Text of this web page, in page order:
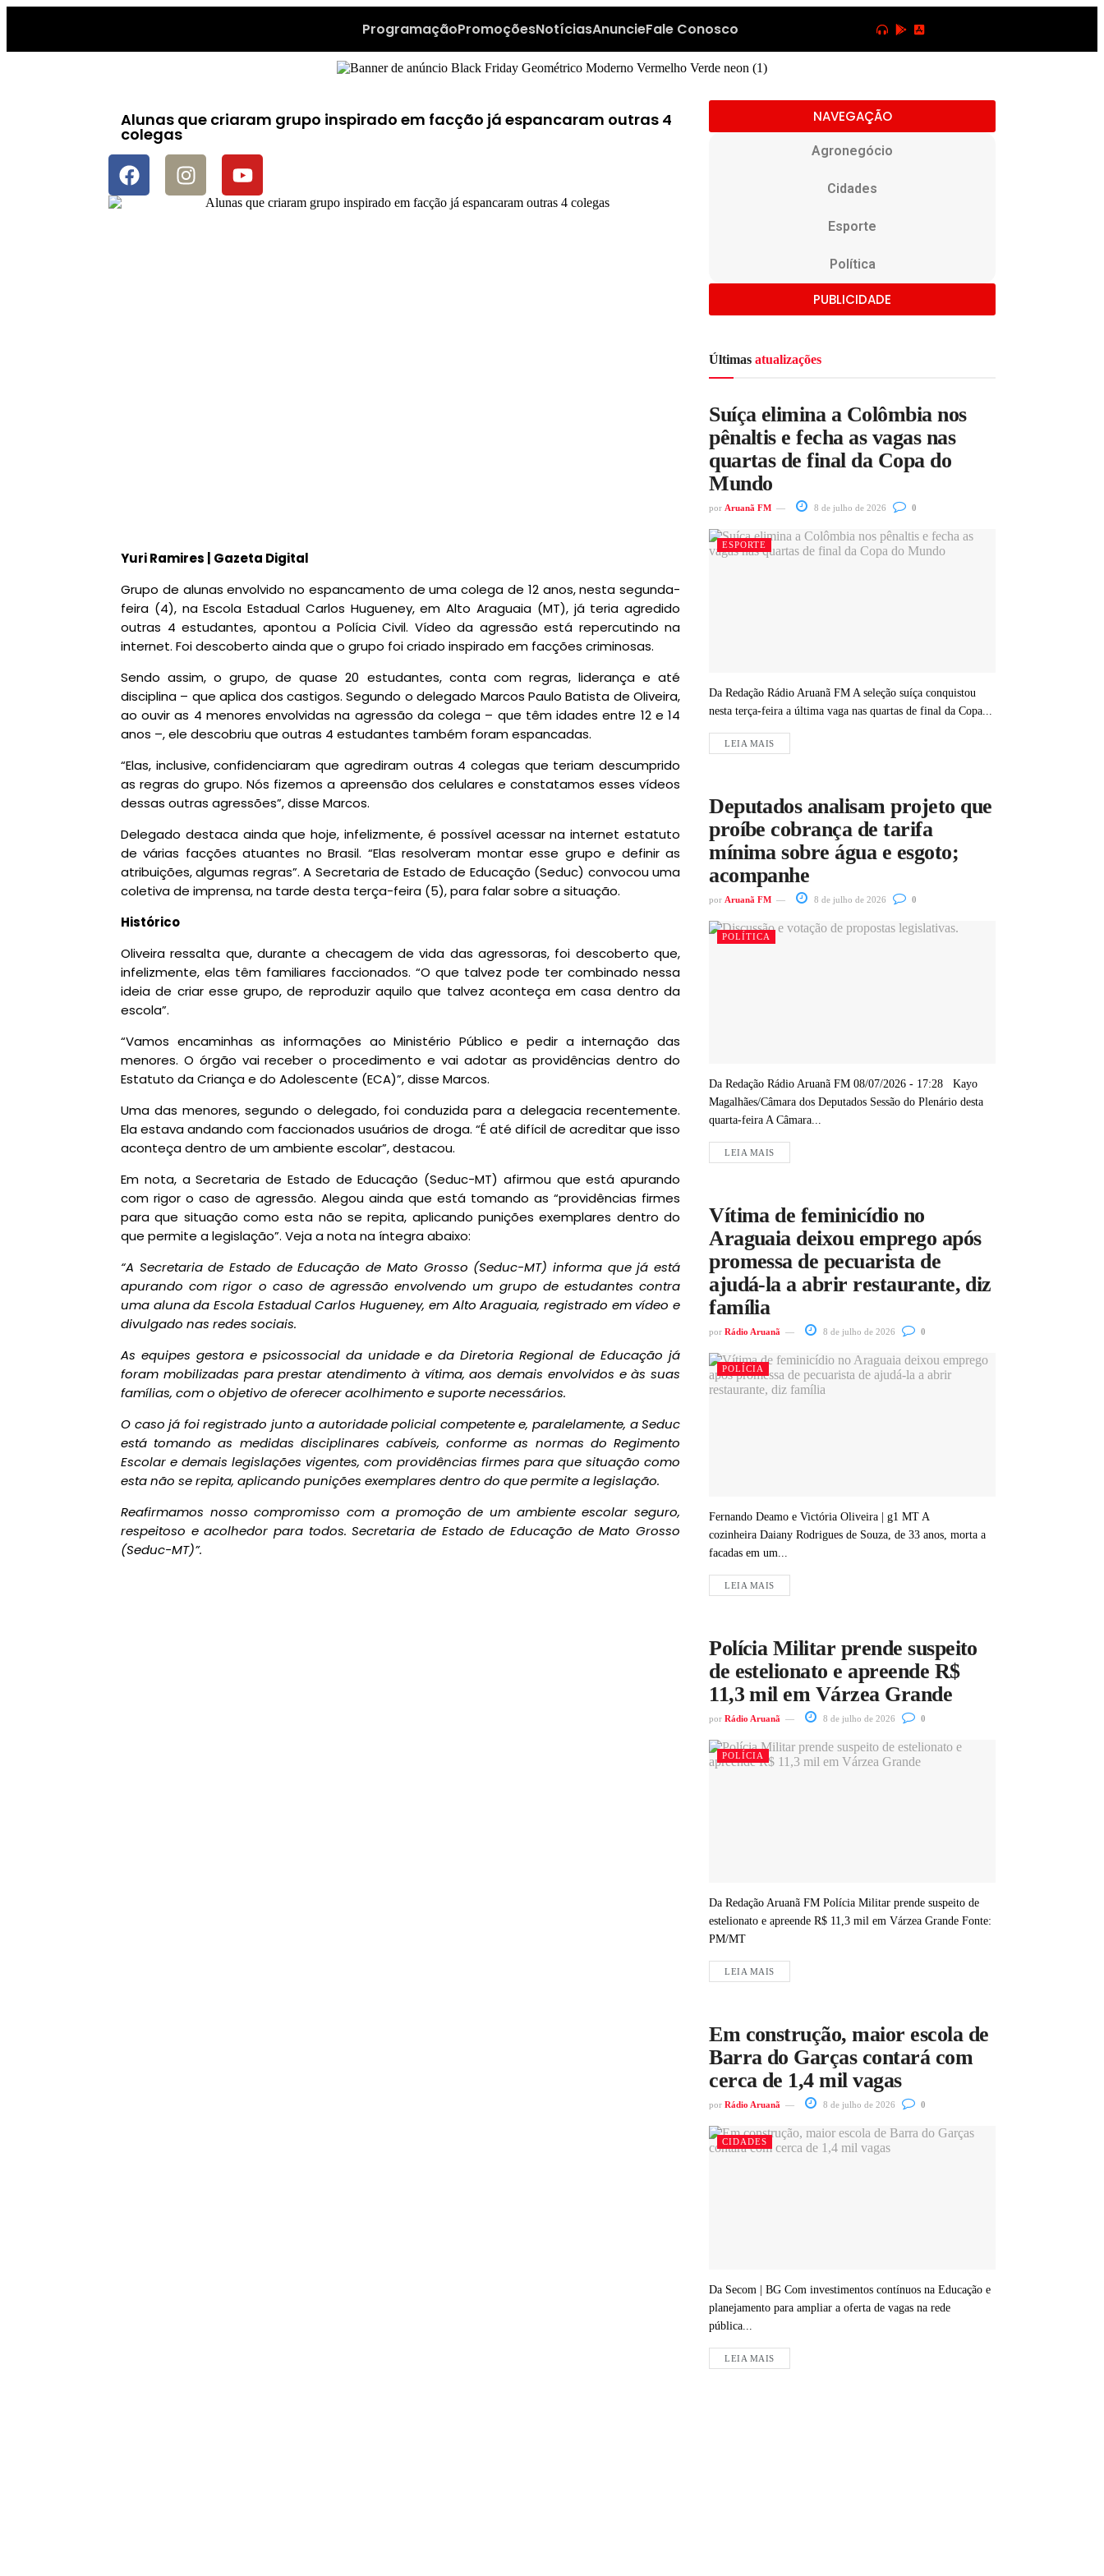
ProgramaçãoPromoçõesNotíciasAnuncieFale Conosco
Alunas que criaram grupo inspirado em facção já espancaram outras 4
colegas
Yuri Ramires | Gazeta Digital
Grupo de alunas envolvido no espancamento de uma colega de 12 anos, nesta segunda-
feira (4), na Escola Estadual Carlos Hugueney, em Alto Araguaia (MT), já teria agredido
outras 4 estudantes, apontou a Polícia Civil. Vídeo da agressão está repercutindo na
internet. Foi descoberto ainda que o grupo foi criado inspirado em facções criminosas.
Sendo assim, o grupo, de quase 20 estudantes, conta com regras, liderança e até
disciplina – que aplica dos castigos. Segundo o delegado Marcos Paulo Batista de Oliveira,
ao ouvir as 4 menores envolvidas na agressão da colega – que têm idades entre 12 e 14
anos –, ele descobriu que outras 4 estudantes também foram espancadas.
“Elas, inclusive, confidenciaram que agrediram outras 4 colegas que teriam descumprido
as regras do grupo. Nós fizemos a apreensão dos celulares e constatamos esses vídeos
dessas outras agressões”, disse Marcos.
Delegado destaca ainda que hoje, infelizmente, é possível acessar na internet estatuto
de várias facções atuantes no Brasil. “Elas resolveram montar esse grupo e definir as
atribuições, algumas regras”. A Secretaria de Estado de Educação (Seduc) convocou uma
coletiva de imprensa, na tarde desta terça-feira (5), para falar sobre a situação.
Histórico
Oliveira ressalta que, durante a checagem de vida das agressoras, foi descoberto que,
infelizmente, elas têm familiares faccionados. “O que talvez pode ter combinado nessa
ideia de criar esse grupo, de reproduzir aquilo que talvez aconteça em casa dentro da
escola”.
“Vamos encaminhas as informações ao Ministério Público e pedir a internação das
menores. O órgão vai receber o procedimento e vai adotar as providências dentro do
Estatuto da Criança e do Adolescente (ECA)”, disse Marcos.
Uma das menores, segundo o delegado, foi conduzida para a delegacia recentemente.
Ela estava andando com faccionados usuários de droga. “É até difícil de acreditar que isso
aconteça dentro de um ambiente escolar”, destacou.
Em nota, a Secretaria de Estado de Educação (Seduc-MT) afirmou que está apurando
com rigor o caso de agressão. Alegou ainda que está tomando as “providências firmes
para que situação como esta não se repita, aplicando punições exemplares dentro do
que permite a legislação”. Veja a nota na íntegra abaixo:
“A Secretaria de Estado de Educação de Mato Grosso (Seduc-MT) informa que já está
apurando com rigor o caso de agressão envolvendo um grupo de estudantes contra
uma aluna da Escola Estadual Carlos Hugueney, em Alto Araguaia, registrado em vídeo e
divulgado nas redes sociais.
As equipes gestora e psicossocial da unidade e da Diretoria Regional de Educação já
foram mobilizadas para prestar atendimento à vítima, aos demais envolvidos e às suas
famílias, com o objetivo de oferecer acolhimento e suporte necessários.
O caso já foi registrado junto a autoridade policial competente e, paralelamente, a Seduc
está tomando as medidas disciplinares cabíveis, conforme as normas do Regimento
Escolar e demais legislações vigentes, com providências firmes para que situação como
esta não se repita, aplicando punições exemplares dentro do que permite a legislação.
Reafirmamos nosso compromisso com a promoção de um ambiente escolar seguro,
respeitoso e acolhedor para todos. Secretaria de Estado de Educação de Mato Grosso
(Seduc-MT)”.
NAVEGAÇÃO
Agronegócio
Cidades
Esporte
Política
PUBLICIDADE
Últimas atualizações
Suíça elimina a Colômbia nos
pênaltis e fecha as vagas nas
quartas de final da Copa do
Mundo
por Aruanã FM 8 de julho de 2026 0
ESPORTE
Da Redação Rádio Aruanã FM A seleção suíça conquistou
nesta terça-feira a última vaga nas quartas de final da Copa...
LEIA MAIS
Deputados analisam projeto que
proíbe cobrança de tarifa
mínima sobre água e esgoto;
acompanhe
por Aruanã FM 8 de julho de 2026 0
POLÍTICA
Da Redação Rádio Aruanã FM 08/07/2026 - 17:28 Kayo
Magalhães/Câmara dos Deputados Sessão do Plenário desta
quarta-feira A Câmara...
LEIA MAIS
Vítima de feminicídio no
Araguaia deixou emprego após
promessa de pecuarista de
ajudá-la a abrir restaurante, diz
família
por Rádio Aruanã 8 de julho de 2026 0
POLÍCIA
Fernando Deamo e Victória Oliveira | g1 MT A
cozinheira Daiany Rodrigues de Souza, de 33 anos, morta a
facadas em um...
LEIA MAIS
Polícia Militar prende suspeito
de estelionato e apreende R$
11,3 mil em Várzea Grande
por Rádio Aruanã 8 de julho de 2026 0
POLÍCIA
Da Redação Aruanã FM Polícia Militar prende suspeito de
estelionato e apreende R$ 11,3 mil em Várzea Grande Fonte:
PM/MT
LEIA MAIS
Em construção, maior escola de
Barra do Garças contará com
cerca de 1,4 mil vagas
por Rádio Aruanã 8 de julho de 2026 0
CIDADES
Da Secom | BG Com investimentos contínuos na Educação e
planejamento para ampliar a oferta de vagas na rede
pública...
LEIA MAIS